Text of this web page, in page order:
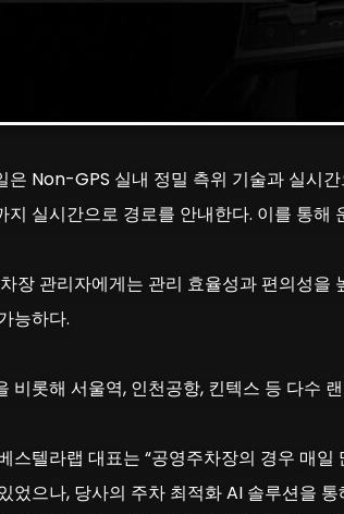
은 Non-GPS 실내 정밀 측위 기술과 실시
지 실시간으로 경로를 안내한다. 이를 통
장 관리자에게는 관리 효율성과 편의성
능하다.
비롯해 서울역, 인천공항, 킨텍스 등 다수
스텔라랩 대표는 “공영주차장의 경우 매
었으나, 당사의 주차 최적화 AI 솔루션을